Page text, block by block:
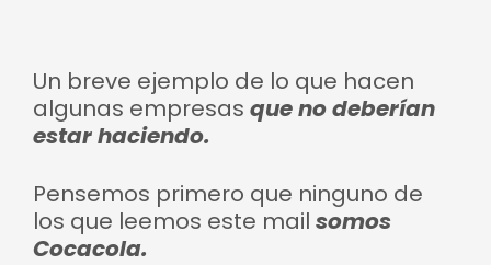
Un breve ejemplo de lo que hacen
algunas empresas que no deberían
estar haciendo.
Pensemos primero que ninguno de
los que leemos este mail somos
Cocacola.